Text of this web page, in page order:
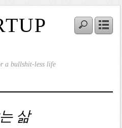
a bullshit-less life
삶